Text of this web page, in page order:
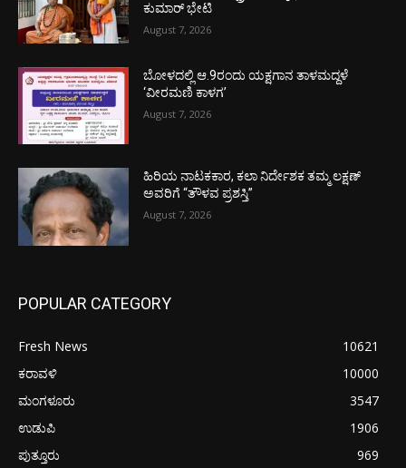
ಕುಮಾರ್ ಭೇಟಿ
August 7, 2026
ಬೋಳದಲ್ಲಿ ಆ.9ರಂದು ಯಕ್ಷಗಾನ ತಾಳಮದ್ದಳೆ
‘ವೀರಮಣಿ ಕಾಳಗ’
August 7, 2026
ಹಿರಿಯ ನಾಟಕಕಾರ, ಕಲಾ ನಿರ್ದೇಶಕ ತಮ್ಮ ಲಕ್ಷಣ್
ಅವರಿಗೆ “ತೌಳವ ಪ್ರಶಸ್ತಿ”
August 7, 2026
POPULAR CATEGORY
Fresh News
10621
ಕರಾವಳಿ
10000
ಮಂಗಳೂರು
3547
ಉಡುಪಿ
1906
ಪುತ್ತೂರು
969